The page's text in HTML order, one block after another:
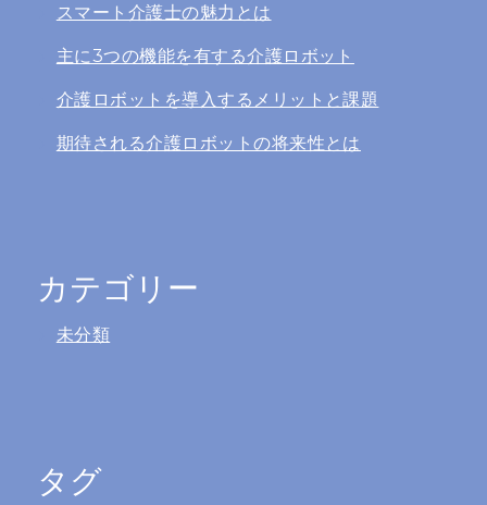
スマート介護士の魅力とは
主に3つの機能を有する介護ロボット
介護ロボットを導入するメリットと課題
期待される介護ロボットの将来性とは
カテゴリー
未分類
タグ